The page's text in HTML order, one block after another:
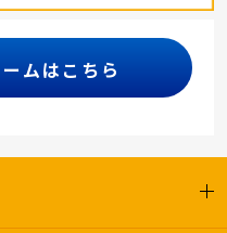
ムはこちら